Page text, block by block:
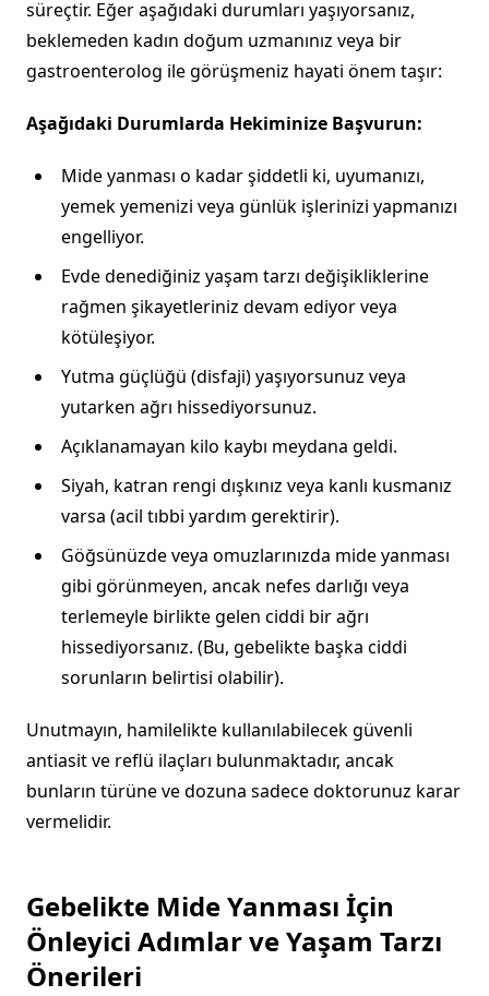
süreçtir. Eğer aşağıdaki durumları yaşıyorsanız,
beklemeden kadın doğum uzmanınız veya bir
gastroenterolog ile görüşmeniz hayati önem taşır:
Aşağıdaki Durumlarda Hekiminize Başvurun:
Mide yanması o kadar şiddetli ki, uyumanızı,
yemek yemenizi veya günlük işlerinizi yapmanızı
engelliyor.
Evde denediğiniz yaşam tarzı değişikliklerine
rağmen şikayetleriniz devam ediyor veya
kötüleşiyor.
Yutma güçlüğü (disfaji) yaşıyorsunuz veya
yutarken ağrı hissediyorsunuz.
Açıklanamayan kilo kaybı meydana geldi.
Siyah, katran rengi dışkınız veya kanlı kusmanız
varsa (acil tıbbi yardım gerektirir).
Göğsünüzde veya omuzlarınızda mide yanması
gibi görünmeyen, ancak nefes darlığı veya
terlemeyle birlikte gelen ciddi bir ağrı
hissediyorsanız. (Bu, gebelikte başka ciddi
sorunların belirtisi olabilir).
Unutmayın, hamilelikte kullanılabilecek güvenli
antiasit ve reflü ilaçları bulunmaktadır, ancak
bunların türüne ve dozuna sadece doktorunuz karar
vermelidir.
Gebelikte Mide Yanması İçin
Önleyici Adımlar ve Yaşam Tarzı
Önerileri